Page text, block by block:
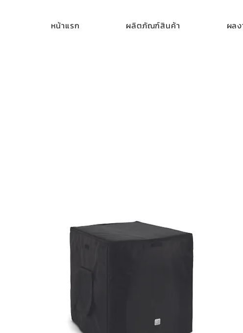
หน้าแรก ผลิตภัณฑ์สินค้า ผล